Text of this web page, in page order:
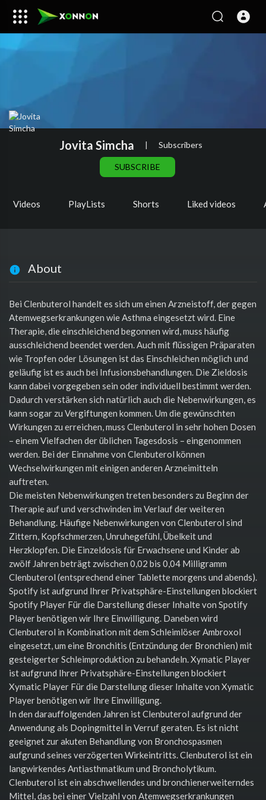
Jovita Simcha | Subscribers
SUBSCRIBE
Videos PlayLists Shorts Liked videos
About
Bei Clenbuterol handelt es sich um einen Arzneistoff, der gegen
Atemwegserkrankungen wie Asthma eingesetzt wird. Eine
Therapie, die einschleichend begonnen wird, muss häufig
ausschleichend beendet werden. Auch mit flüssigen Präparaten
wie Tropfen oder Lösungen ist das Einschleichen möglich und
geläufig ist es auch bei Infusionsbehandlungen. Die Zieldosis
kann dabei vorgegeben sein oder individuell bestimmt werden.
Dadurch verstärken sich natürlich auch die Nebenwirkungen, es
kann sogar zu Vergiftungen kommen. Um die gewünschten
Wirkungen zu erreichen, muss Clenbuterol in sehr hohen Dosen
– einem Vielfachen der üblichen Tagesdosis – eingenommen
werden. Bei der Einnahme von Clenbuterol können
Wechselwirkungen mit einigen anderen Arzneimitteln
auftreten.
Die meisten Nebenwirkungen treten besonders zu Beginn der
Therapie auf und verschwinden im Verlauf der weiteren
Behandlung. Häufige Nebenwirkungen von Clenbuterol sind
Zittern, Kopfschmerzen, Unruhegefühl, Übelkeit und
Herzklopfen. Die Einzeldosis für Erwachsene und Kinder ab
zwölf Jahren beträgt zwischen 0,02 bis 0,04 Milligramm
Clenbuterol (entsprechend einer Tablette morgens und abends).
Spotify ist aufgrund Ihrer Privatsphäre-Einstellungen blockiert
Spotify Player Für die Darstellung dieser Inhalte von Spotify
Player benötigen wir Ihre Einwilligung. Daneben wird
Clenbuterol in Kombination mit dem Schleimlöser Ambroxol
eingesetzt, um eine Bronchitis (Entzündung der Bronchien) mit
gesteigerter Schleimproduktion zu behandeln. Xymatic Player
ist aufgrund Ihrer Privatsphäre-Einstellungen blockiert
Xymatic Player Für die Darstellung dieser Inhalte von Xymatic
Player benötigen wir Ihre Einwilligung.
In den darauffolgenden Jahren ist Clenbuterol aufgrund der
Anwendung als Dopingmittel in Verruf geraten. Es ist nicht
geeignet zur akuten Behandlung von Bronchospasmen
aufgrund seines verzögerten Wirkeintritts. Clenbuterol ist ein
langwirkendes Antiasthmatikum und Broncholytikum.
Clenbuterol ist ein abschwellendes und bronchienerweiterndes
Mittel, das bei einer Vielzahl von Atemwegserkrankungen